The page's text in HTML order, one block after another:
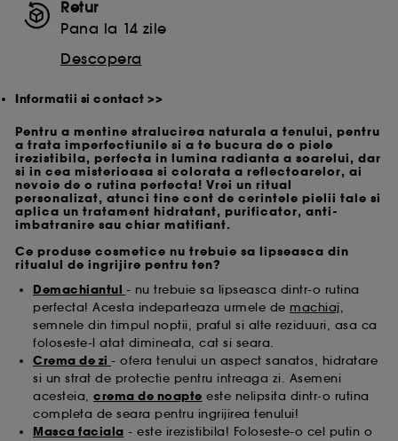
Retur
Pana la 14 zile
Descopera
Informatii si contact >>
Pentru a mentine stralucirea naturala a tenului, pentru
a trata imperfectiunile si a te bucura de o piele
irezistibila, perfecta in lumina radianta a soarelui, dar
si in cea misterioasa si colorata a reflectoarelor, ai
nevoie de o rutina perfecta! Vrei un ritual
personalizat, atunci tine cont de cerintele pielii tale si
aplica un tratament hidratant, purificator, anti-
imbatranire sau chiar matifiant.
Ce produse cosmetice nu trebuie sa lipseasca din
ritualul de ingrijire pentru ten?
Demachiantul - nu trebuie sa lipseasca dintr-o rutina
perfecta! Acesta indeparteaza urmele de machiaj,
semnele din timpul noptii, praful si alte reziduuri, asa ca
foloseste-l atat dimineata, cat si seara.
Crema de zi - ofera tenului un aspect sanatos, hidratare
si un strat de protectie pentru intreaga zi. Asemeni
acesteia, crema de noapte este nelipsita dintr-o rutina
completa de seara pentru ingrijirea tenului!
Masca faciala - este irezistibila! Foloseste-o cel putin o